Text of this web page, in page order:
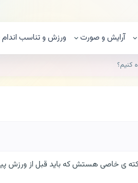
آرایش و صورت ورزش و تناسب اندام
کنیم؟
ی خاصی هستش که باید قبل از ورزش